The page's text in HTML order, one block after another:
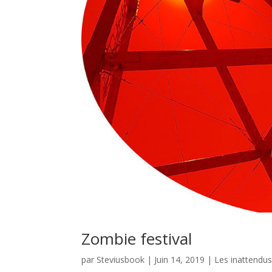
Zombie festival
par Steviusbook | Juin 14, 2019 | Les inattendus